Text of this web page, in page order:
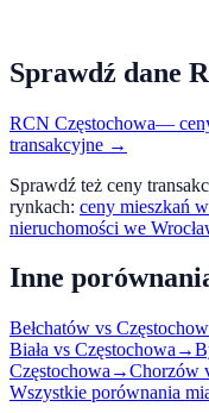
Sprawdź dane
RCN Częstochowa—
transakcyjne →
Sprawdź też ceny
rynkach: ceny mieszkań
nieruchomości we
Inne
Bełchatów vs
Biała vs Częstochowa →
Częstochowa →Chorzów
Wszystkie porównania